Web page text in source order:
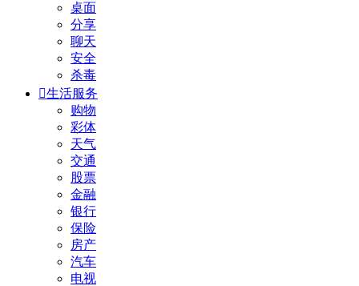
桌面
分享
聊天
安全
杀毒
生活服务
购物
彩体
天气
交通
股票
金融
银行
保险
房产
汽车
电视